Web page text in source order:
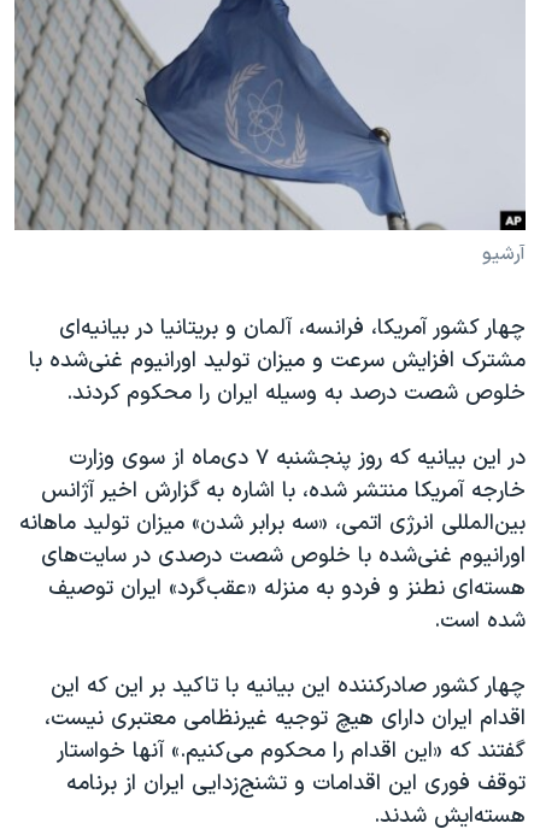
اسرائیل در جنگ
انتخابات ریاست جمهوری آمریکا ۲۰۲۴
حمله جمهوری اسلامی به اسرائیل
ورزش زنان در ایران
تریبونال مردمی آبان ۹۸
دادگاه حمید نوری
قانون شفافیت دارائی کادر رهبری ایران
اعتراضات مردمی آبان ۹۸
اسرائیل در جنگ
نرگس محمدی برنده جایزه نوبل صلح
همایش محافظه‌کاران آمریکا «سی‌پک»
صفحه‌های ویژه
سفر پرزیدنت ترامپ به چین
زبانهای مختلف
آرشیو
چهار کشور آمریکا، فرانسه، آلمان و بریتانیا در بیانیه‌ای
مشترک افزایش سرعت و میزان تولید اورانیوم غنی‌شده با
خلوص شصت درصد به وسیله ایران را محکوم کردند.
در این بیانیه که روز پنجشنبه ۷ دی‌ماه از سوی وزارت
خارجه آمریکا منتشر شده، با اشاره به گزارش اخیر آژانس
بین‌المللی انرژی اتمی، «سه‌ برابر شدن» میزان تولید ماهانه
اورانیوم غنی‌شده با خلوص شصت درصدی در سایت‌های
هسته‌ای نطنز و فردو به منزله «عقب‌گرد» ایران توصیف
شده است.
چهار کشور صادرکننده این بیانیه با تاکید بر این که این
اقدام ایران دارای هیچ توجیه غیرنظامی معتبری نیست،
گفتند که «این اقدام را محکوم می‌کنیم.» آنها خواستار
توقف فوری این اقدامات و تشنج‌زدایی ایران از برنامه
هسته‌ایش شدند.